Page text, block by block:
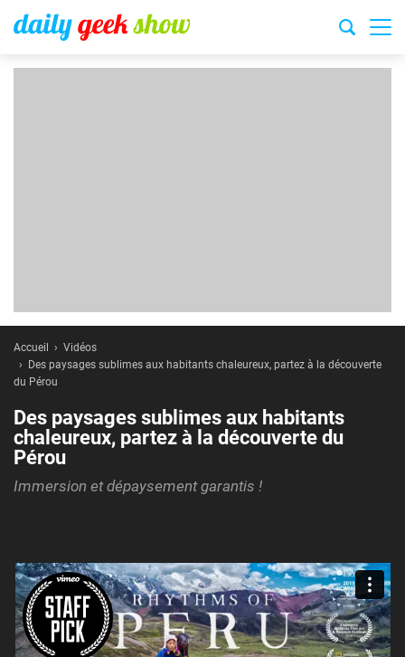
Accueil
Vidéos
Des paysages sublimes aux habitants chaleureux, partez à la découverte
du Pérou
Des paysages sublimes aux habitants
chaleureux, partez à la découverte du
Pérou
Immersion et dépaysement garantis !